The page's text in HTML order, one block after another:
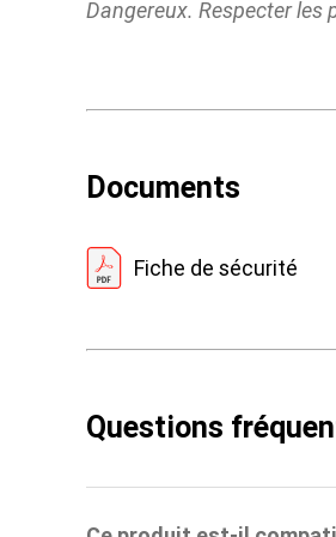
Dangereux. Respecter les
Documents
Fiche de sécurité
Questions